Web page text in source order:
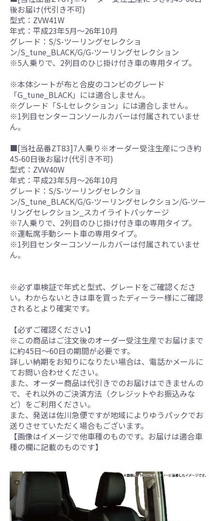
後お届け(代引き不可)
型式：ZVW41W
年式：平成23年5月～26年10月
グレード：S/S-ツーリングセレクショ
ン/S_tune_BLACK/G/G-ツーリングセレクション
※5人乗りで、2列目のひじ掛け付き車の専用タイプ。
※本体シートが布と合皮のコンビのグレード
「G_tune_BLACK」には適合しません。
※グレード「S-Lセレクション」には適合しません。
※1列目センターコンソールカバーは付属されていませ
ん。
■[当社品番ZT83]7人乗り※オーダー受注生産につき約
45-60日後お届け(代引き不可)
型式：ZVW40W
年式：平成23年5月～26年10月
グレード：S/S-ツーリングセレクショ
ン/S_tune_BLACK/G/G-ツーリングセレクション/G-ツー
リングセレクション_スカイライトパッケージ
※7人乗りで、2列目のひじ掛け付き車の専用タイプ。
※運転席手動シート車の専用タイプ。
※1列目センターコンソールカバーは付属されていませ
ん。
※必ず車検証で年式と型式、グレードをご確認くださ
い。わからないときは車を買ったディーラー様にご確認
されるとより確実です。
【必ずご確認ください】
※この商品はご注文後のオーダー受注生産でお届けまで
に約45日～60日の期間が必要です。
詳しい納期をお知りになりたい場合は、電話かメールに
てお問い合わせください。
また、オーダー商品は代引きでのお届けはできませんの
で、それ以外のご決済方法（クレジットやお振込みな
ど）をご利用ください。
また、発送は佐川急便ですが地域によりゆうパックでお
送りさせていただく場合もございます。
【画像はイメージで他車種のものです。お届けは適合車
種の欄に記載のものです】